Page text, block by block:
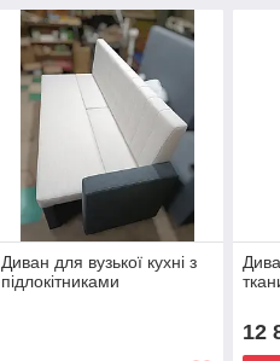
Диван для вузької кухні з
підлокітниками
12